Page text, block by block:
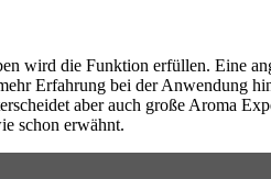
wird die Funktion erfüllen. Eine
Erfahrung bei der Anwendung
aber auch große Aroma
schon erwähnt.